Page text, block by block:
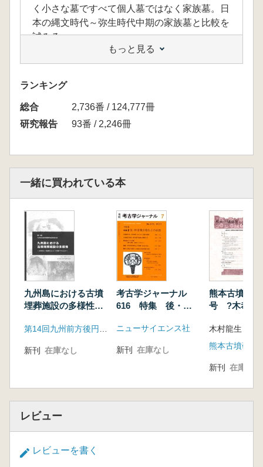
く小さな墓ですべて個人墓ではなく家族墓。日
本の縄文時代～弥生時代中期の家族墓と比較を
試みる。
全130ページのうち74ページが日本語、残りは
英語訳。
<目次>
序 章 調査の経緯と遺跡の立地・環境 (都出比
呂志)
1 過去の調査 2 遺跡の立地と環境
1 調査の目的と方法 2 調査の対象と現状
3 調査の成果(1) 4 調査の成果(2) 5 小結
1 調査の方法 2 彫刻文様の分類と石材別の
組み合わせ
3 彫刻文様の考察
第4章 遺物の調査 (小林謙―)
1 ロッホクルー墳丘墓群の時期の遺物
2 ロッホクルー墳丘墓群以後の時期の遺物
第5章 ロッホクルー墳丘墓群の群構造の特色と
格 (都出比呂志)
1 考察の目的 2 ロッホクルー墳丘墓群の支
3 ロッホクルー墓地における墳丘規模分布の
特徴
4 アイルランドのパセージ・グレイブの墓地
における墳丘規模分布の特徴
5 墳丘規模と石室形態との関係 6 墳丘規模
の差が意味するもの
終 章 アイルランド=ロッホクルー墳丘墓群を調
もっと見る
ランキング
総合
2,736番 / 124,777冊
研究報告
93番 / 2,246冊
一緒に買われている本
九州島における古墳
埋葬施設の多様性
う理解できるか
新刊 在庫なし
考古学ジャーナル
616 特集 後・終
ニューサイエンス社
新刊 在庫なし
熊本古墳研
号 ?木恭二
記念号
木村龍生 編
熊本古墳研究
新刊 在庫なし
レビュー
レビューを書く